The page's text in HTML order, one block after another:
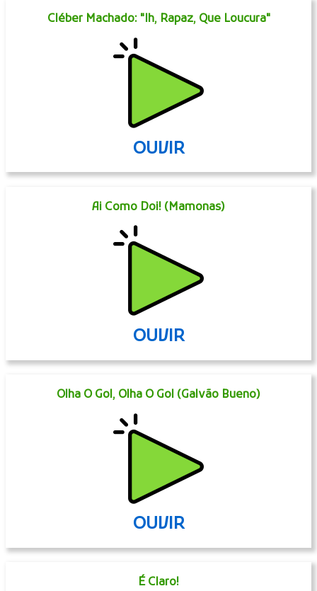
Cléber Machado: "Ih, Rapaz, Que Loucura"
OUVIR
Ai Como Doi! (Mamonas)
OUVIR
Olha O Gol, Olha O Gol (Galvão Bueno)
OUVIR
É Claro!